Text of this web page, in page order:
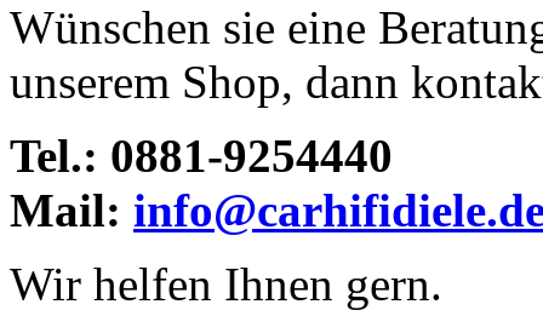
Wünschen sie eine
unserem Shop, dann
Tel.: 0881-9254440
Mail:
Wir helfen Ihnen gern.